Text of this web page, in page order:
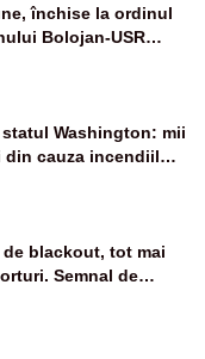
închise la ordinul
Bolojan-USR
Washington: mii
din cauza incendiilor
blackout, tot mai
Semnal de
în energie